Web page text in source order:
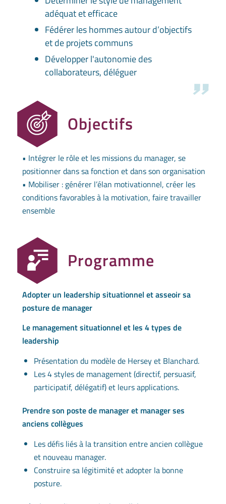
adéquat et efficace
Fédérer les hommes autour d’objectifs
et de projets communs
Développer l'autonomie des
collaborateurs, déléguer
Objectifs
• Intégrer le rôle et les missions du manager, se
positionner dans sa fonction et dans son organisation
• Mobiliser : générer l’élan motivationnel, créer les
conditions favorables à la motivation, faire travailler
ensemble
Programme
Adopter un leadership situationnel et asseoir sa
posture de manager
Le management situationnel et les 4 types de
leadership
Présentation du modèle de Hersey et Blanchard.
Les 4 styles de management (directif, persuasif,
participatif, délégatif) et leurs applications.
Prendre son poste de manager et manager ses
anciens collègues
Les défis liés à la transition entre ancien collègue
et nouveau manager.
Construire sa légitimité et adopter la bonne
posture.